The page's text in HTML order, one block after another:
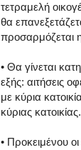
τετραμελή
θα
προσαρμόζεται
• Θα γίνεται
εξής: αιτήσεις
με κύρια
κύριας κατοικίας.
• Προκειμένου